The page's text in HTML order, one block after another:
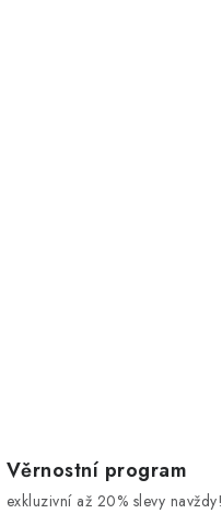
Věrnostní program
exkluzivní až 20% slevy navždy!